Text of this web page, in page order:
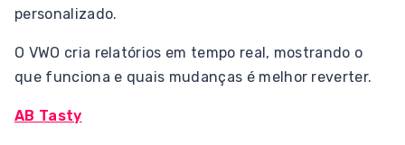
personalizado.
O VWO cria relatórios em tempo real, mostrando o
que funciona e quais mudanças é melhor reverter.
AB Tasty